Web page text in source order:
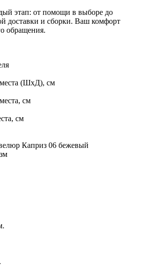
этап: от помощи в выборе до
доставки и сборки. Ваш комфорт
обращения.
(ШхД), см
см
см
Каприз 06 бежевый